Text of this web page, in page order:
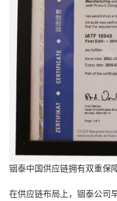
铟泰中国供应链拥有双重保
在供应链布局上，铟泰公司